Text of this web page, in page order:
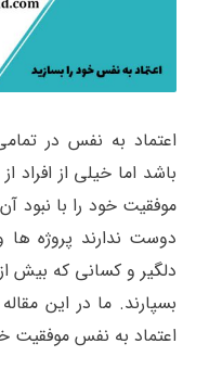
اعتماد به نفس در
باشد اما خیلی از افراد
موفقیت خود را با نبود
دوست ندارند پروژه ها
دلگیر و کسانی که بیش
بسپارند. ما در این
اعتماد به نفس موفقیت